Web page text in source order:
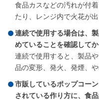
食品カスなどの汚れが付
たり、レンジ内で火花が
連続で使用する場合は、
めていることを確認して
連続で使用すると、製品
品の変形、発火、発煙、
市販しているポップコー
されている作り方に、食